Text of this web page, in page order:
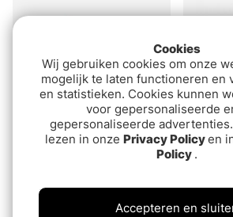
Beoordeling:
(4)5.0 uit 5 sterren
Giant Pig Tail, 40cm,
van€15.90
Gator
155g -
Cookies
Wij gebruiken cookies om onze
mogelijk te laten functioneren en
en statistieken. Cookies kunnen
voor gepersonaliseerde
gepersonaliseerde
lezen in onze Privacy Policyen
Policy .
Accepteren en